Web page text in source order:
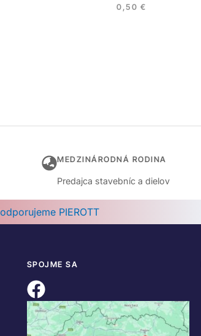
0,50 €
MEDZINÁRODNÁ RODINA
Predajca stavebníc a dielov
SPOJME SA